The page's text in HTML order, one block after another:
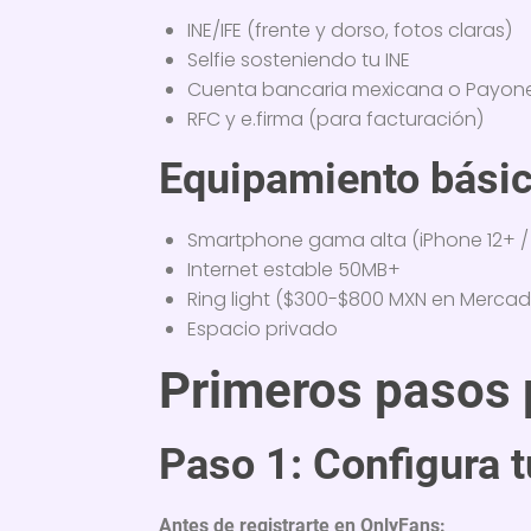
INE/IFE (frente y dorso, fotos claras)
Selfie sosteniendo tu INE
Cuenta bancaria mexicana o
RFC y e.firma (para facturación)
Equipamiento
Smartphone gama alta (iPhone 12+ /
Internet estable 50MB+
Ring light ($300-$800 MXN en
Espacio privado
Primeros pasos
Paso 1: Configura
Antes de registrarte en OnlyFans: